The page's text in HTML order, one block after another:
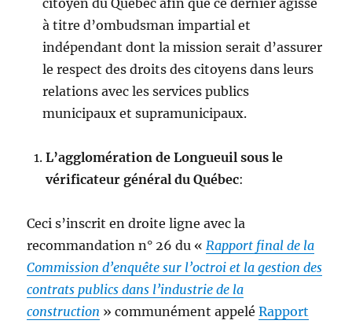
à titre d’ombudsman impartial et
indépendant dont la mission serait d’assurer
le respect des droits des citoyens dans leurs
relations avec les services publics
municipaux et supramunicipaux.
L’agglomération de Longueuil sous le
vérificateur général du Québec:
Ceci s’inscrit en droite ligne avec la
recommandation n° 26 du « Rapport final de la
Commission d’enquête sur l’octroi et la gestion des
contrats publics dans l’industrie de la
construction » communément appeléRapport